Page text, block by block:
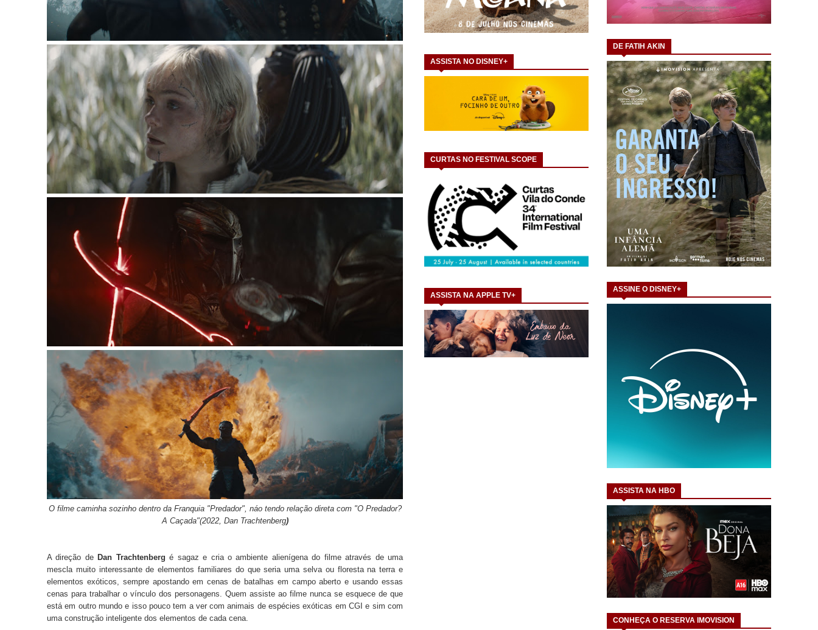
ASSISTA NO DISNEY+
CURTAS NO FESTIVAL SCOPE
ASSISTA NA APPLE TV+
O filme caminha sozinho dentro da Franquia "Predador", náo tendo relação direta com "O Predador?
A Caçada"(2022, Dan Trachtenberg)
A direção de Dan Trachtenberg é sagaz e cria o ambiente alienígena do filme através de uma
mescla muito interessante de elementos familiares do que seria uma selva ou floresta na terra e
elementos exóticos, sempre apostando em cenas de batalhas em campo aberto e usando essas
cenas para trabalhar o vínculo dos personagens. Quem assiste ao filme nunca se esquece de que
está em outro mundo e isso pouco tem a ver com animais de espécies exóticas em CGI e sim com
uma construção inteligente dos elementos de cada cena.
DE FATIH AKIN
ASSINE O DISNEY+
ASSISTA NA HBO
CONHEÇA O RESERVA IMOVISION